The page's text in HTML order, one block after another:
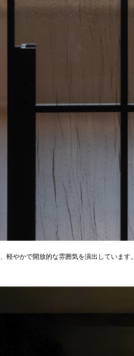
軽やかで開放的な雰囲気を演出しています。